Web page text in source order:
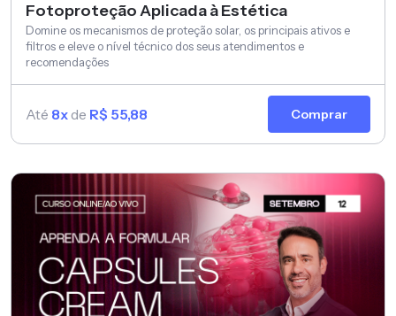
Fotoproteção Aplicada à Estética
Domine os mecanismos de proteção solar, os principais ativos e
filtros e eleve o nível técnico dos seus atendimentos e
recomendações
Até 8x de R$ 55,88 Comprar